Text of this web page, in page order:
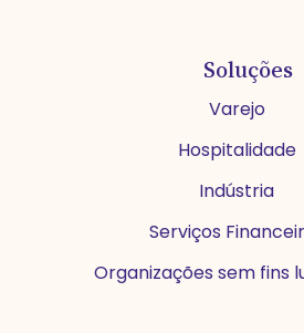
Soluções
Varejo
Hospitalidade
Indústria
Serviços
Organizações sem fins